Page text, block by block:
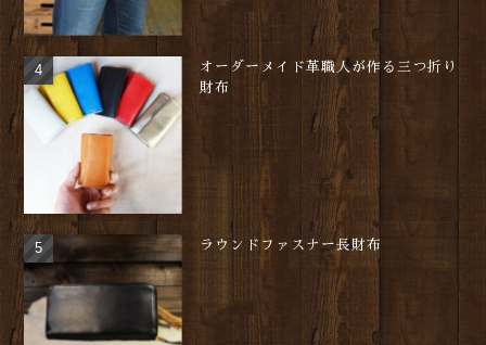
オーダーメイド革職人が作る三つ折り
財布
ラウンドファスナー長財布